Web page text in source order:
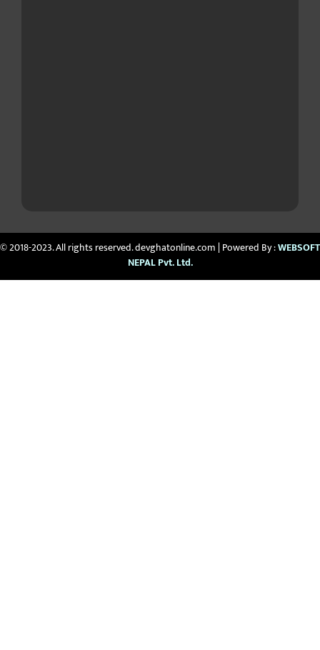
© 2018-2023. All rights reserved. devghatonline.com | Powered By :WEBSOFT
NEPAL Pvt. Ltd.